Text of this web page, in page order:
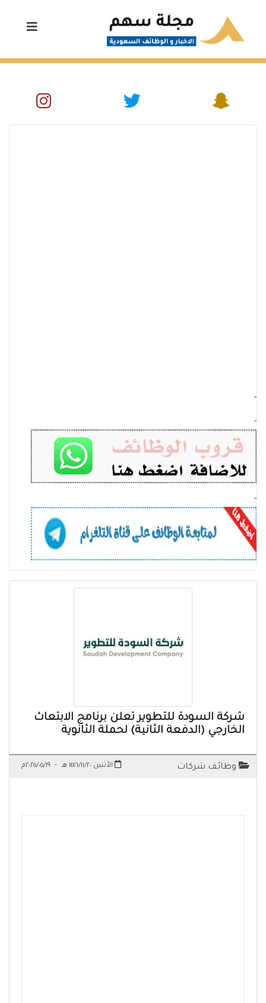
-
-
-
شركة السودة للتطوير تعلن برنامج الابتعاث
الخارجي (الدفعة الثانية) لحملة الثانوية
وظائف شركات الأثنين ١٤٤٦/١١/٢٠ هـ - ٢٠٢٥/٠٥/١٩م